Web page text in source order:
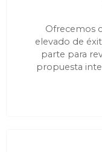
Ofrecemos
elevado de
parte para
propuesta